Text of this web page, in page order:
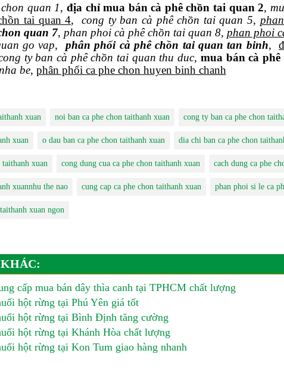
quan 1, địa chỉ mua bán cà phê chồn tai quan 2,
tai quan 4, cong ty ban cà phê chồn tai quan 5,
quan 7, phan phoi cà phê chồn tai quan 8, phan phoi
go vap, phân phối cà phê chồn tai quan tan binh,
ty ban cà phê chồn tai quan thu duc, mua bán cà
be, phân phối ca phe chon huyen binh chanh
xuan noi ban ca phe chon taithanh xuan cong ty ban ca phe chon
xuan o dau ban ca phe chon taithanh xuan dia chi ban ca phe chon
xuan cong dung cua ca phe chon taithanh xuan cach dung ca phe
xuannhu the nao cung cap ca phe chon taithanh xuan phan phoi si le ca
xuan ngon
cấp mua bán dây thìa canh tại TPHCM chất lượng
hột rừng tại Phú Yên giá tốt
hột rừng tại Bình Định tăng cường
hột rừng tại Khánh Hòa chất lượng
hột rừng tại Kon Tum giao hàng nhanh